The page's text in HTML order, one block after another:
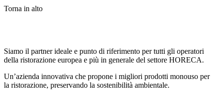
Torna in alto
Siamo il partner ideale e punto di riferimento per tutti gli operatori
della ristorazione europea e più in generale del settore HORECA.
Un’azienda innovativa che propone i migliori prodotti monouso per
la ristorazione, preservando la sostenibilità ambientale.